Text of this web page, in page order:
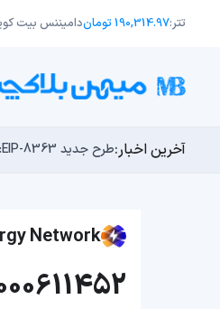
تتر:190,314.97 تومان دامیننس بیت
آخرین اخبار:طرح جدید EIP-8363: آیا کاهش پاداش استیکینگ به ضرر اتریوم تمام می‌شود؟
چرا هوش مصنوعی
مایکل ترپین: متاسفم، بیت‌کوین به
توسعه‌دهندگان بیت‌کوین ۸۵ باگ بحرانی را در یک وضعیت «فوق‌العاده
اوج‌گیری طلا با تقاضای چین؛
Network